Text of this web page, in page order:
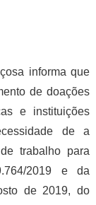
informa que
de doações
e instituições
de a
trabalho para
2019 e da
de 2019, do